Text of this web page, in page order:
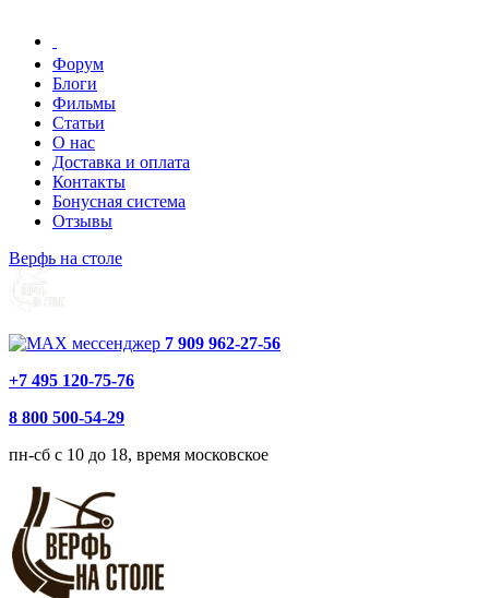
Форум
Блоги
Фильмы
Статьи
О нас
Доставка и оплата
Контакты
Бонусная система
Отзывы
Верфь на столе
7 909 962-27-56
+7 495 120-75-76
8 800 500-54-29
пн-сб с 10 до 18, время московское